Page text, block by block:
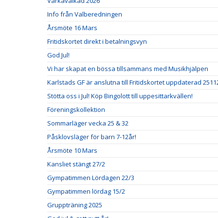
Info från Valberedningen
Årsmöte 16 Mars
Fritidskortet direkt i betalningsvyn
God Jul!
Vi har skapat en bössa tillsammans med Musikhjälpen
Karlstads GF är anslutna till Fritidskortet uppdaterad
Stötta oss i Jul! Köp Bingolott till uppesittarkvällen!
Föreningskollektion
Sommarläger vecka 25 & 32
Påsklovsläger för barn 7-12år!
Årsmöte 10 Mars
Kansliet stängt 27/2
Gympatimmen Lördagen 22/3
Gympatimmen lördag 15/2
Gruppträning 2025